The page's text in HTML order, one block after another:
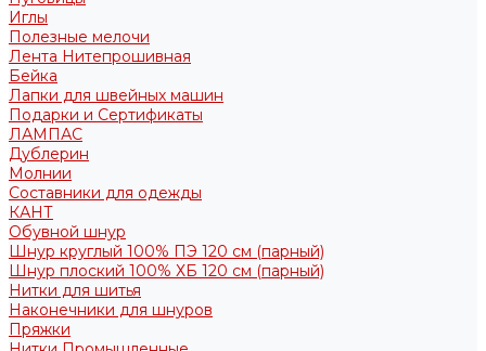
Иглы
Полезные мелочи
Лента Нитепрошивная
Бейка
Лапки для швейных машин
Подарки и Сертификаты
ЛАМПАС
Дублерин
Молнии
Составники для одежды
КАНТ
Обувной шнур
Шнур круглый 100% ПЭ 120 см (парный)
Шнур плоский 100% ХБ 120 см (парный)
Нитки для шитья
Наконечники для шнуров
Пряжки